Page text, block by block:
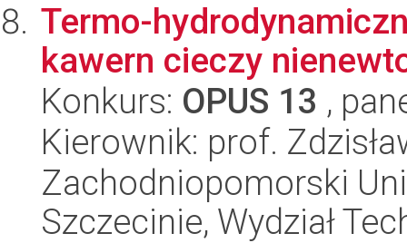
Termo-
kawern cieczy
Konkurs: OPUS 13 ,
Kierownik: prof.
Zachodniopomorski
Szczecinie, Wydział